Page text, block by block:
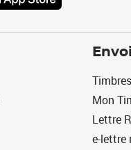
Timbres
Mon
Lettre
e-lettre